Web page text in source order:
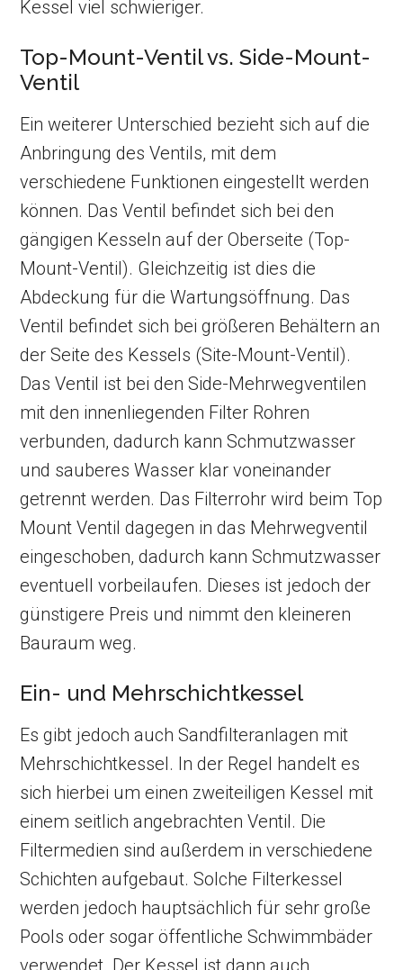
Kessel viel schwieriger.
Top-Mount-Ventil vs. Side-Mount-
Ventil
Ein weiterer Unterschied bezieht sich auf die
Anbringung des Ventils, mit dem
verschiedene Funktionen eingestellt werden
können. Das Ventil befindet sich bei den
gängigen Kesseln auf der Oberseite (Top-
Mount-Ventil). Gleichzeitig ist dies die
Abdeckung für die Wartungsöffnung. Das
Ventil befindet sich bei größeren Behältern an
der Seite des Kessels (Site-Mount-Ventil).
Das Ventil ist bei den Side-Mehrwegventilen
mit den innenliegenden Filter Rohren
verbunden, dadurch kann Schmutzwasser
und sauberes Wasser klar voneinander
getrennt werden. Das Filterrohr wird beim Top
Mount Ventil dagegen in das Mehrwegventil
eingeschoben, dadurch kann Schmutzwasser
eventuell vorbeilaufen. Dieses ist jedoch der
günstigere Preis und nimmt den kleineren
Bauraum weg.
Ein- und Mehrschichtkessel
Es gibt jedoch auch Sandfilteranlagen mit
Mehrschichtkessel. In der Regel handelt es
sich hierbei um einen zweiteiligen Kessel mit
einem seitlich angebrachten Ventil. Die
Filtermedien sind außerdem in verschiedene
Schichten aufgebaut. Solche Filterkessel
werden jedoch hauptsächlich für sehr große
Pools oder sogar öffentliche Schwimmbäder
verwendet. Der Kessel ist dann auch